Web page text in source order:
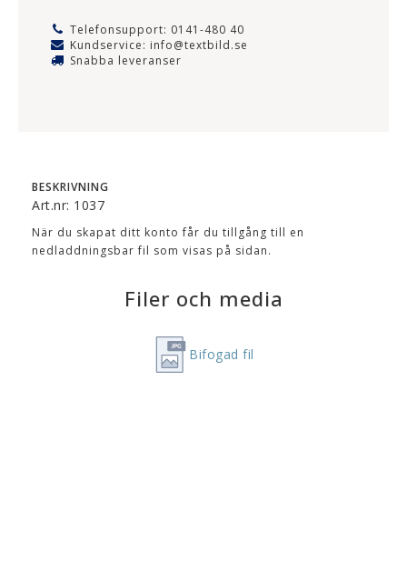
Telefonsupport: 0141-480 40
Kundservice: info@textbild.se
Snabba leveranser
BESKRIVNING
Art.nr: 1037
När du skapat ditt konto får du tillgång till en
nedladdningsbar fil som visas på sidan.
Filer och media
Bifogad fil